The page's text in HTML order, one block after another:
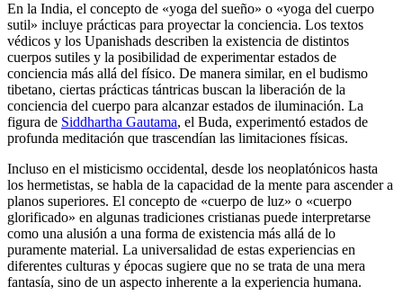
En la India, el concepto de «yoga del sueño» o «yoga del cuerpo
sutil» incluye prácticas para proyectar la conciencia. Los textos
védicos y los Upanishads describen la existencia de distintos
cuerpos sutiles y la posibilidad de experimentar estados de
conciencia más allá del físico. De manera similar, en el budismo
tibetano, ciertas prácticas tántricas buscan la liberación de la
conciencia del cuerpo para alcanzar estados de iluminación. La
figura de Siddhartha Gautama, el Buda, experimentó estados de
profunda meditación que trascendían las limitaciones físicas.
Incluso en el misticismo occidental, desde los neoplatónicos hasta
los hermetistas, se habla de la capacidad de la mente para ascender a
planos superiores. El concepto de «cuerpo de luz» o «cuerpo
glorificado» en algunas tradiciones cristianas puede interpretarse
como una alusión a una forma de existencia más allá de lo
puramente material. La universalidad de estas experiencias en
diferentes culturas y épocas sugiere que no se trata de una mera
fantasía, sino de un aspecto inherente a la experiencia humana.